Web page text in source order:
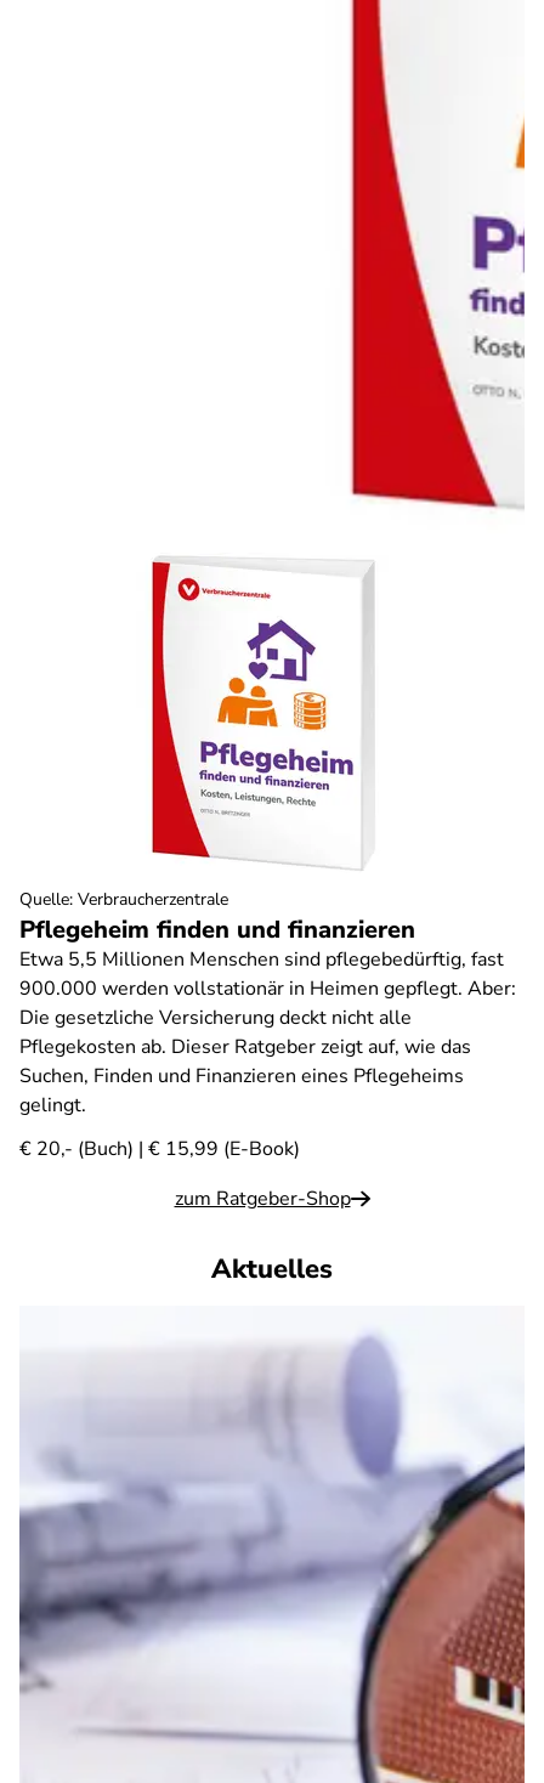
Pflegeheim finden und finanzieren
Etwa 5,5 Millionen Menschen sind pflegebedürftig, fast
900.000 werden vollstationär in Heimen gepflegt. Aber:
Die gesetzliche Versicherung deckt nicht alle
Pflegekosten ab. Dieser Ratgeber zeigt auf, wie das
Suchen, Finden und Finanzieren eines Pflegeheims
gelingt.
€ 20,- (Buch) | € 15,99 (E-Book)
zum Ratgeber-Shop
Quelle: Verbraucherzentrale
Aktuelles